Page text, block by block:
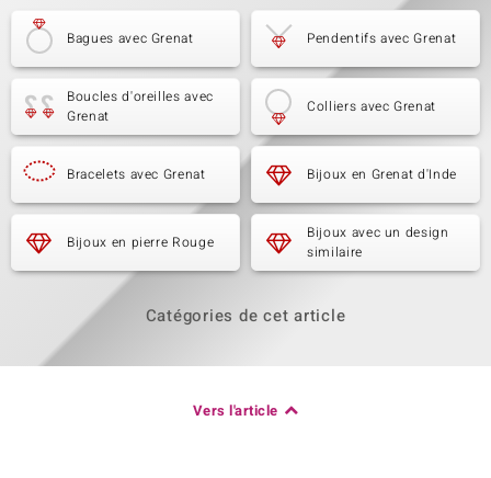
Bagues avec Grenat Pendentifs avec Grenat
Boucles d'oreilles avec
Grenat
Colliers avec Grenat
Bracelets avec Grenat Bijoux en Grenat d'Inde
Bijoux en pierre Rouge
Bijoux avec un design
similaire
Catégories de cet article
Vers l'article